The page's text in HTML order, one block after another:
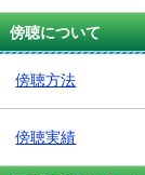
傍聴について
傍聴方法
傍聴実績